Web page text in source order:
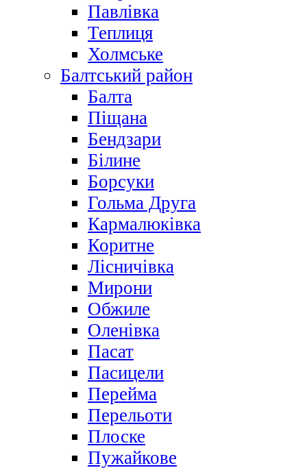
Павлівка
Теплиця
Холмське
Балтський район
Балта
Піщана
Бендзари
Білине
Борсуки
Гольма Друга
Кармалюківка
Коритне
Лісничівка
Мирони
Обжиле
Оленівка
Пасат
Пасицели
Перейма
Перельоти
Плоске
Пужайкове